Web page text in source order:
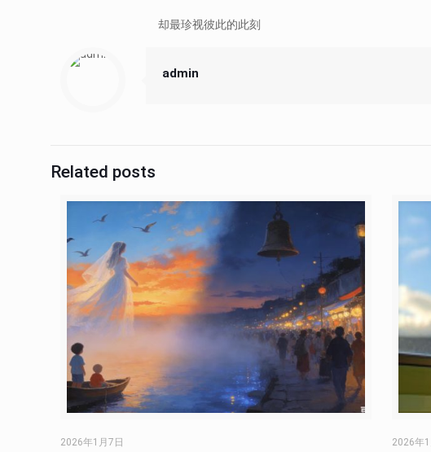
却最珍视彼此的此刻
admin
Related posts
2026年1月7日 2026年1